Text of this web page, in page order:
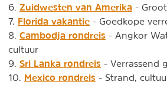
6. Zuidwesten van Amerika -
7. Florida vakantie - Goedkope
8. Cambodja rondreis - Angkor
cultuur
9. Sri Lanka rondreis - Verrassend
10. Mexico rondreis - Strand,